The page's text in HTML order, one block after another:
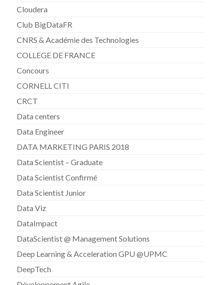
Cloudera
Club BigDataFR
CNRS & Académie des Technologies
COLLEGE DE FRANCE
Concours
CORNELL CITI
CRCT
Data centers
Data Engineer
DATA MARKETING PARIS 2018
Data Scientist – Graduate
Data Scientist Confirmé
Data Scientist Junior
Data Viz
DataImpact
DataScientist @ Management Solutions
Deep Learning & Acceleration GPU @UPMC
DeepTech